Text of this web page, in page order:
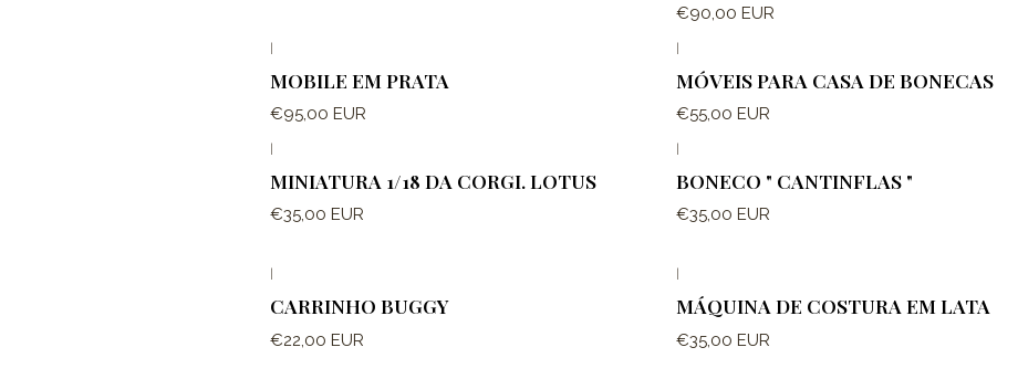
€90,00 EUR
|
MOBILE EM PRATA
€95,00 EUR
|
MÓVEIS PARA CASA DE BONECAS
€55,00 EUR
|
MINIATURA 1/18 DA CORGI. LOTUS
€35,00 EUR
|
BONECO " CANTINFLAS "
€35,00 EUR
CARRINHO BUGGY
€22,00 EUR
MÁQUINA DE COSTURA EM LATA
€35,00 EUR